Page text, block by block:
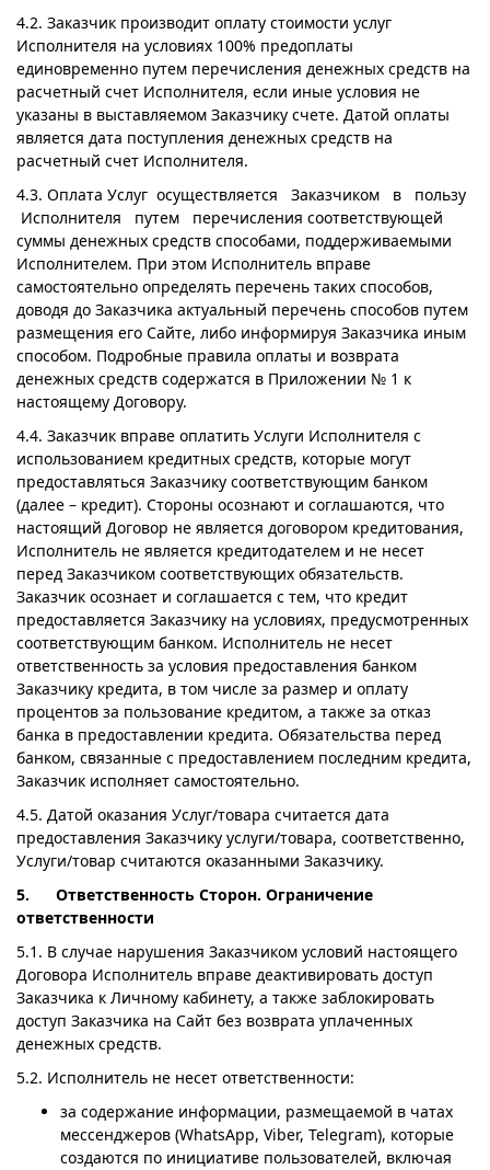
4.2. Заказчик производит оплату стоимости услуг
Исполнителя на условиях 100% предоплаты
единовременно путем перечисления денежных средств на
расчетный счет Исполнителя, если иные условия не
указаны в выставляемом Заказчику счете. Датой оплаты
является дата поступления денежных средств на
расчетный счет Исполнителя.
4.3. Оплата Услуг осуществляется Заказчиком в пользу
Исполнителя путем перечисления соответствующей
суммы денежных средств способами, поддерживаемыми
Исполнителем. При этом Исполнитель вправе
самостоятельно определять перечень таких способов,
доводя до Заказчика актуальный перечень способов путем
размещения его Сайте, либо информируя Заказчика иным
способом. Подробные правила оплаты и возврата
денежных средств содержатся в Приложении № 1 к
настоящему Договору.
4.4. Заказчик вправе оплатить Услуги Исполнителя с
использованием кредитных средств, которые могут
предоставляться Заказчику соответствующим банком
(далее – кредит). Стороны осознают и соглашаются, что
настоящий Договор не является договором кредитования,
Исполнитель не является кредитодателем и не несет
перед Заказчиком соответствующих обязательств.
Заказчик осознает и соглашается с тем, что кредит
предоставляется Заказчику на условиях, предусмотренных
соответствующим банком. Исполнитель не несет
ответственность за условия предоставления банком
Заказчику кредита, в том числе за размер и оплату
процентов за пользование кредитом, а также за отказ
банка в предоставлении кредита. Обязательства перед
банком, связанные с предоставлением последним кредита,
Заказчик исполняет самостоятельно.
4.5. Датой оказания Услуг/товара считается дата
предоставления Заказчику услуги/товара, соответственно,
Услуги/товар считаются оказанными Заказчику.
5. Ответственность Сторон. Ограничение
ответственности
5.1. В случае нарушения Заказчиком условий настоящего
Договора Исполнитель вправе деактивировать доступ
Заказчика к Личному кабинету, а также заблокировать
доступ Заказчика на Сайт без возврата уплаченных
денежных средств.
5.2. Исполнитель не несет ответственности:
за содержание информации, размещаемой в чатах
мессенджеров (WhatsApp, Viber, Telegram), которые
создаются по инициативе пользователей, включая